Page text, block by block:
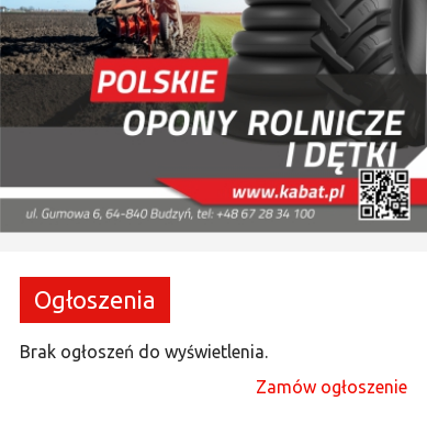
Ogłoszenia
Brak ogłoszeń do wyświetlenia.
Zamów ogłoszenie